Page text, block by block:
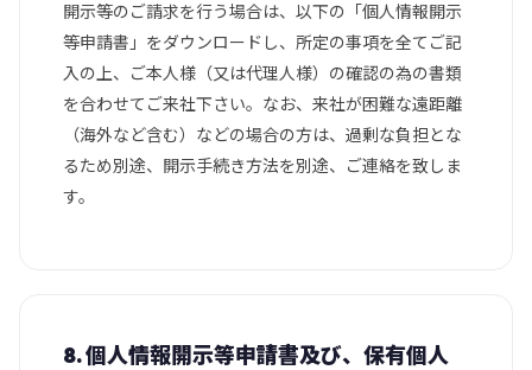
開示等のご請求を行う場合は、以下の「個人情報開示
等申請書」をダウンロードし、所定の事項を全てご記
入の上、ご本人様（又は代理人様）の確認の為の書類
を合わせてご来社下さい。なお、来社が困難な遠距離
（海外など含む）などの場合の方は、過剰な負担とな
るため別途、開示手続き方法を別途、ご連絡を致しま
す。
8. 個人情報開示等申請書及び、保有個人